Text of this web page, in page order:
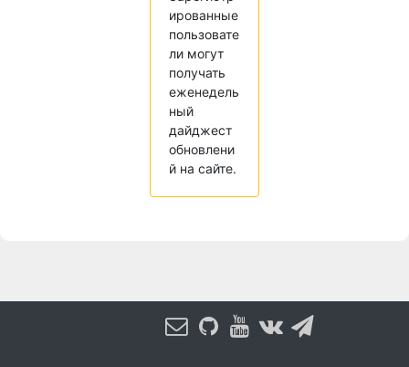
ированные
пользовате
ли могут
получать
еженедель
ный
дайджест
обновлени
й на сайте.